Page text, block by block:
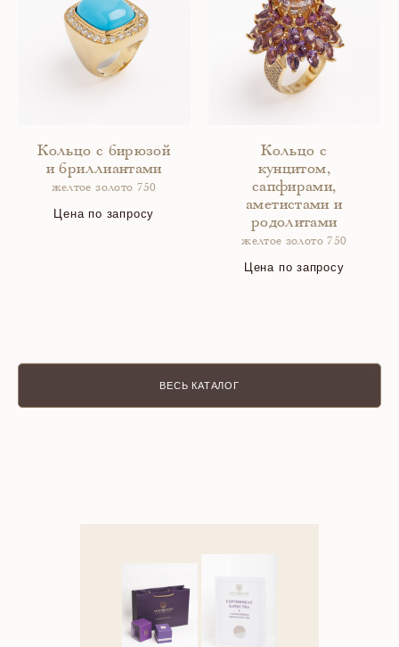
Кольцо с бирюзой
и бриллиантами
желтое золото 750
Цена по запросу
Кольцо с
кунцитом,
сапфирами,
аметистами и
родолитами
желтое золото 750
Цена по запросу
ВЕСЬ КАТАЛОГ